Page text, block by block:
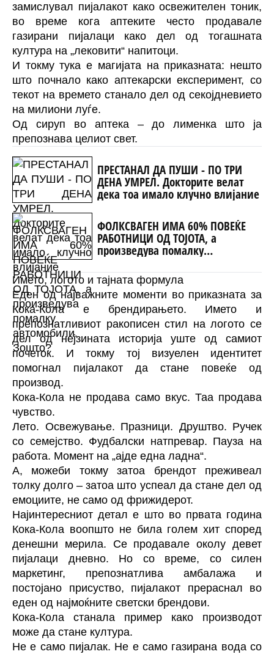
замислувал пијалакот како освежителен тоник,
во време кога аптеките често продавале
газирани пијалаци како дел од тогашната
култура на „лековити“ напитoци.
И токму тука е магијата на приказната: нешто
што почнало како аптекарски експеримент, со
текот на времето станало дел од секојдневието
на милиони луѓе.
Од сируп во аптека – до лименка што ја
препознава целиот свет.
ПРЕСТАНАЛ ДА ПУШИ - ПО ТРИ
ДЕНА УМРЕЛ. Докторите велат
дека тоа имало клучно влијание
ФОЛКСВАГЕН ИМА 60% ПОВЕЌЕ
РАБОТНИЦИ ОД ТОЈОТА, а
произведува помалку
Името, логото и тајната формула
Еден од најважните моменти во приказната за
Кока-Кола е брендирањето. Името и
препознатливиот ракописен стил на логото се
дел од нејзината историја уште од самиот
почеток. И токму тој визуелен идентитет
помогнал пијалакот да стане повеќе од
производ.
Кока-Кола не продава само вкус. Таа продава
чувство.
Лето. Освежување. Празници. Друштво. Ручек
со семејство. Фудбалски натпревар. Пауза на
работа. Момент на „ајде една ладна“.
А, можеби токму затоа брендот преживеал
толку долго – затоа што успеал да стане дел од
емоциите, не само од фрижидерот.
Најинтересниот детал е што во првата година
Кока-Кола воопшто не била голем хит според
денешни мерила. Се продавале околу девет
пијалаци дневно. Но со време, со силен
маркетинг, препознатлива амбалажа и
постојано присуство, пијалакот прераснал во
еден од најмоќните светски брендови.
Кока-Кола станала пример како производот
може да стане култура.
Не е само пијалак. Не е само газирана вода со